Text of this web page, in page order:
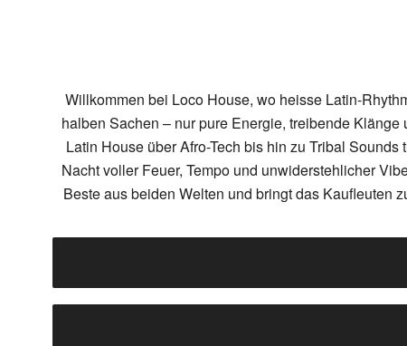
Willkommen bei Loco House, wo heisse Latin-
halben Sachen – nur pure Energie, treibende
Latin House über Afro-Tech bis hin zu Tribal
Nacht voller Feuer, Tempo und unwiderstehlicher
Beste aus beiden Welten und bringt das Kaufleuten